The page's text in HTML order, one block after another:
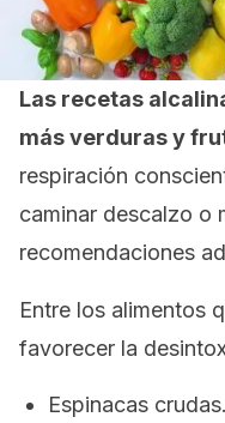
Las recetas
más verduras y
respiración
caminar descalzo o
recomendaciones
Entre los alimentos
favorecer la
Espinacas crudas.